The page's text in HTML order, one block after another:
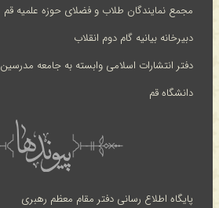
مجمع نمایندگان طلاب و فضلای حوزه علمیه قم
دبیرخانه بیانیه گام دوم انقلاب
دفتر انتشارات اسلامی وابسته به جامعه مدرسین
دانشگاه قم
پایگاه اطلاع رسانی دفتر مقام معظم رهبری